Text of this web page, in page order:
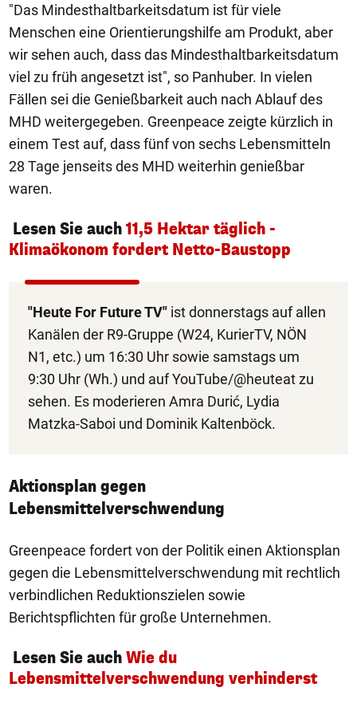
"Das Mindesthaltbarkeitsdatum ist für viele
Menschen eine Orientierungshilfe am Produkt, aber
wir sehen auch, dass das Mindesthaltbarkeitsdatum
viel zu früh angesetzt ist", so Panhuber. In vielen
Fällen sei die Genießbarkeit auch nach Ablauf des
MHD weitergegeben. Greenpeace zeigte kürzlich in
einem Test auf, dass fünf von sechs Lebensmitteln
28 Tage jenseits des MHD weiterhin genießbar
waren.
Lesen Sie auch11,5 Hektar täglich -
Klimaökonom fordert Netto-Baustopp
"Heute For Future TV" ist donnerstags auf allen
Kanälen der R9-Gruppe (W24, KurierTV, NÖN
N1, etc.) um 16:30 Uhr sowie samstags um
9:30 Uhr (Wh.) und auf YouTube/@heuteat zu
sehen. Es moderieren Amra Durić, Lydia
Matzka-Saboi und Dominik Kaltenböck.
Aktionsplan gegen
Lebensmittelverschwendung
Greenpeace fordert von der Politik einen Aktionsplan
gegen die Lebensmittelverschwendung mit rechtlich
verbindlichen Reduktionszielen sowie
Berichtspflichten für große Unternehmen.
Lesen Sie auchWie du
Lebensmittelverschwendung verhinderst